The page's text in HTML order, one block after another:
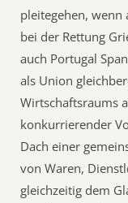
pleitegehen, wenn
bei der Rettung
auch Portugal
als Union
Wirtschaftsraums
konkurrierender
Dach einer
von Waren,
gleichzeitig dem